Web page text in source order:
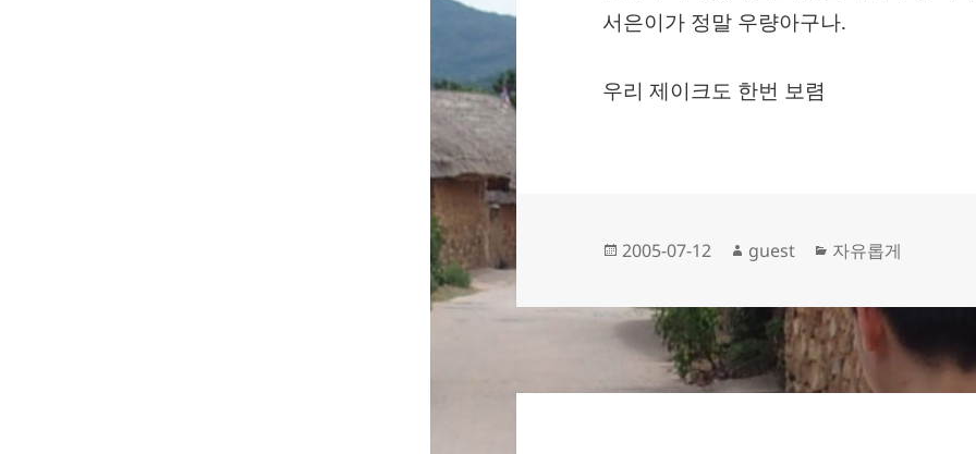
서은이가 정말 우량아구나.
우리 제이크도 한번 보렴
작
일
자
2005-07-12
글
이
guest
카
고
리
자유롭게